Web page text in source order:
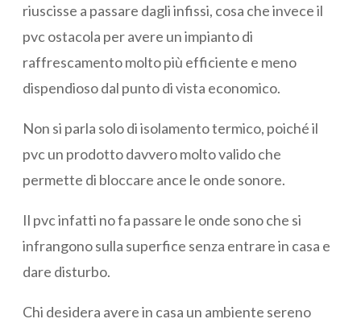
riuscisse a passare dagli infissi, cosa che invece il
pvc ostacola per avere un impianto di
raffrescamento molto più efficiente e meno
dispendioso dal punto di vista economico.
Non si parla solo di isolamento termico, poiché il
pvc un prodotto davvero molto valido che
permette di bloccare ance le onde sonore.
Il pvc infatti no fa passare le onde sono che si
infrangono sulla superfice senza entrare in casa e
dare disturbo.
Chi desidera avere in casa un ambiente sereno